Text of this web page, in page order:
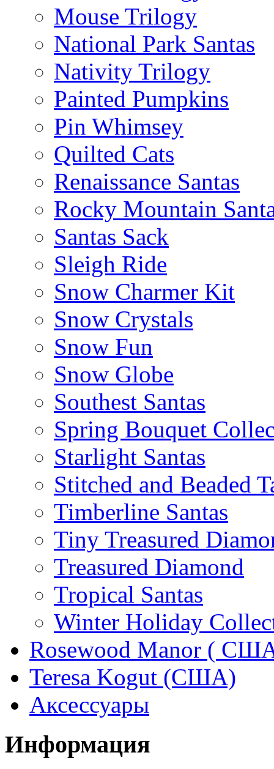
Mouse Trilogy
National Park Santas
Nativity Trilogy
Painted Pumpkins
Pin Whimsey
Quilted Cats
Renaissance Santas
Rocky Mountain
Santas Sack
Sleigh Ride
Snow Charmer Kit
Snow Crystals
Snow Fun
Snow Globe
Southest Santas
Spring Bouquet
Starlight Santas
Stitched and Beaded
Timberline Santas
Tiny Treasured
Treasured Diamond
Tropical Santas
Winter Holiday
Rosewood Manor (
Teresa Kogut (США)
Аксессуары
Информация